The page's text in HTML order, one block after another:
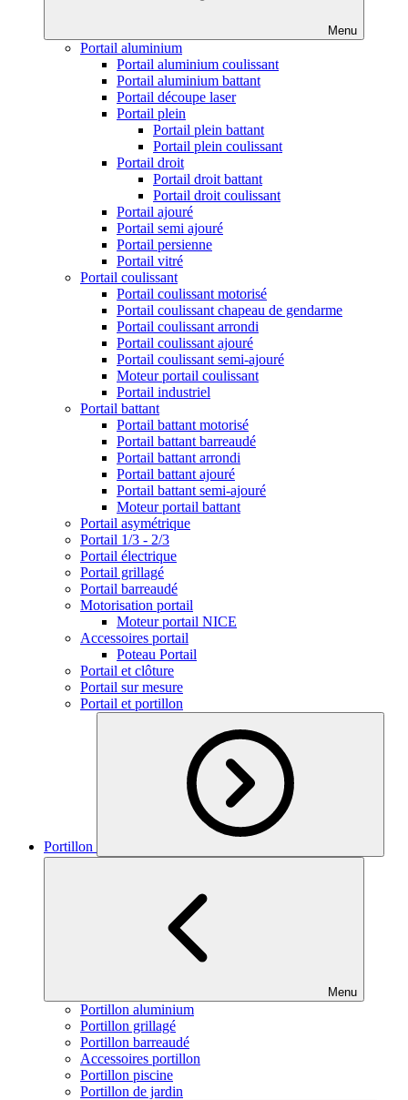
Menu
Portail aluminium
Portail aluminium coulissant
Portail aluminium battant
Portail découpe laser
Portail plein
Portail plein battant
Portail plein coulissant
Portail droit
Portail droit battant
Portail droit coulissant
Portail ajouré
Portail semi ajouré
Portail persienne
Portail vitré
Portail coulissant
Portail coulissant motorisé
Portail coulissant chapeau de gendarme
Portail coulissant arrondi
Portail coulissant ajouré
Portail coulissant semi-ajouré
Moteur portail coulissant
Portail industriel
Portail battant
Portail battant motorisé
Portail battant barreaudé
Portail battant arrondi
Portail battant ajouré
Portail battant semi-ajouré
Moteur portail battant
Portail asymétrique
Portail 1/3 - 2/3
Portail électrique
Portail grillagé
Portail barreaudé
Motorisation portail
Moteur portail NICE
Accessoires portail
Poteau Portail
Portail et clôture
Portail sur mesure
Portail et portillon
Portillon
Menu
Portillon aluminium
Portillon grillagé
Portillon barreaudé
Accessoires portillon
Portillon piscine
Portillon de jardin